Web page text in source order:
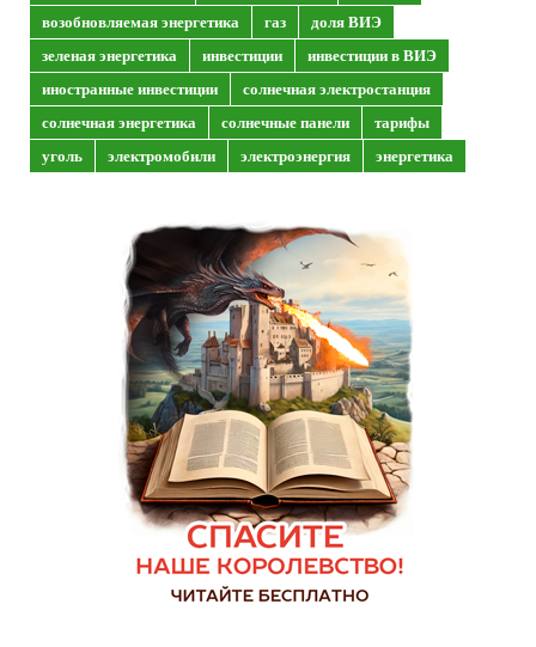
возобновляемая энергетика
газ
доля ВИЭ
зеленая энергетика
инвестиции
инвестиции в ВИЭ
иностранные инвестиции
солнечная электростанция
солнечная энергетика
солнечные панели
тарифы
уголь
электромобили электроэнергия энергетика